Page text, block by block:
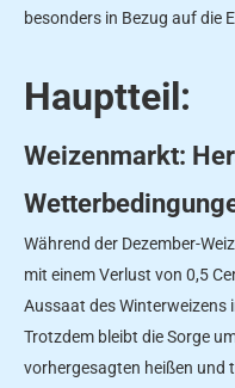
besonders in Bezug auf die
Hauptteil:
Weizenmarkt:
Während der Dezember-
mit einem Verlust von 0,5
Aussaat des Winterweizens
Trotzdem bleibt die Sorge
vorhergesagten heißen und